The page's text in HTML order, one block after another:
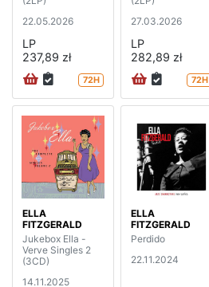
22.05.2026
LP
237,89 zł
72H
27.03.2026
LP
282,89 zł
72H
ELLA
FITZGERALD
Jukebox Ella -
Verve Singles 2
(3CD)
14.11.2025
ELLA
FITZGERALD
Perdido
22.11.2024